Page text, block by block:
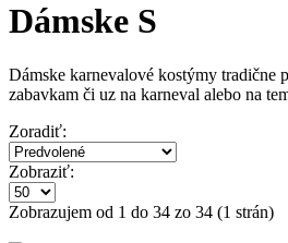
Dámske S
Dámske karnevalové kostýmy tradične
zabavkam či uz na karneval alebo na
Zoradiť:
Zobraziť:
Zobrazujem od 1 do 34 zo 34 (1 strán)